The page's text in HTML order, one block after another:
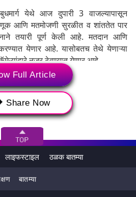
येथे आज दुपारी 3 वाजल्यापासून
आणि मतमोजणी सुरळीत व शांततेत पार
तयारी पूर्ण केली आहे. मतदान आणि
येणार आहे. यासोबतच तेथे येणाऱ्या
नजर ठेवण्यात येणार आहे.
Full Article
Share Now
लाइफस्टाइल ठळक बातम्या
बातम्या